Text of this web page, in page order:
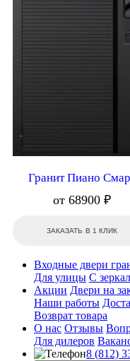
Гранит Пиано
от 68900 ₽
ЗАКАЗАТЬ В 1 КЛИК
Входные двери
Для улицы С
Акции Двери на
Наши работы
Возврат товара
О нас Отзывы
Для дилеров
8 (812)